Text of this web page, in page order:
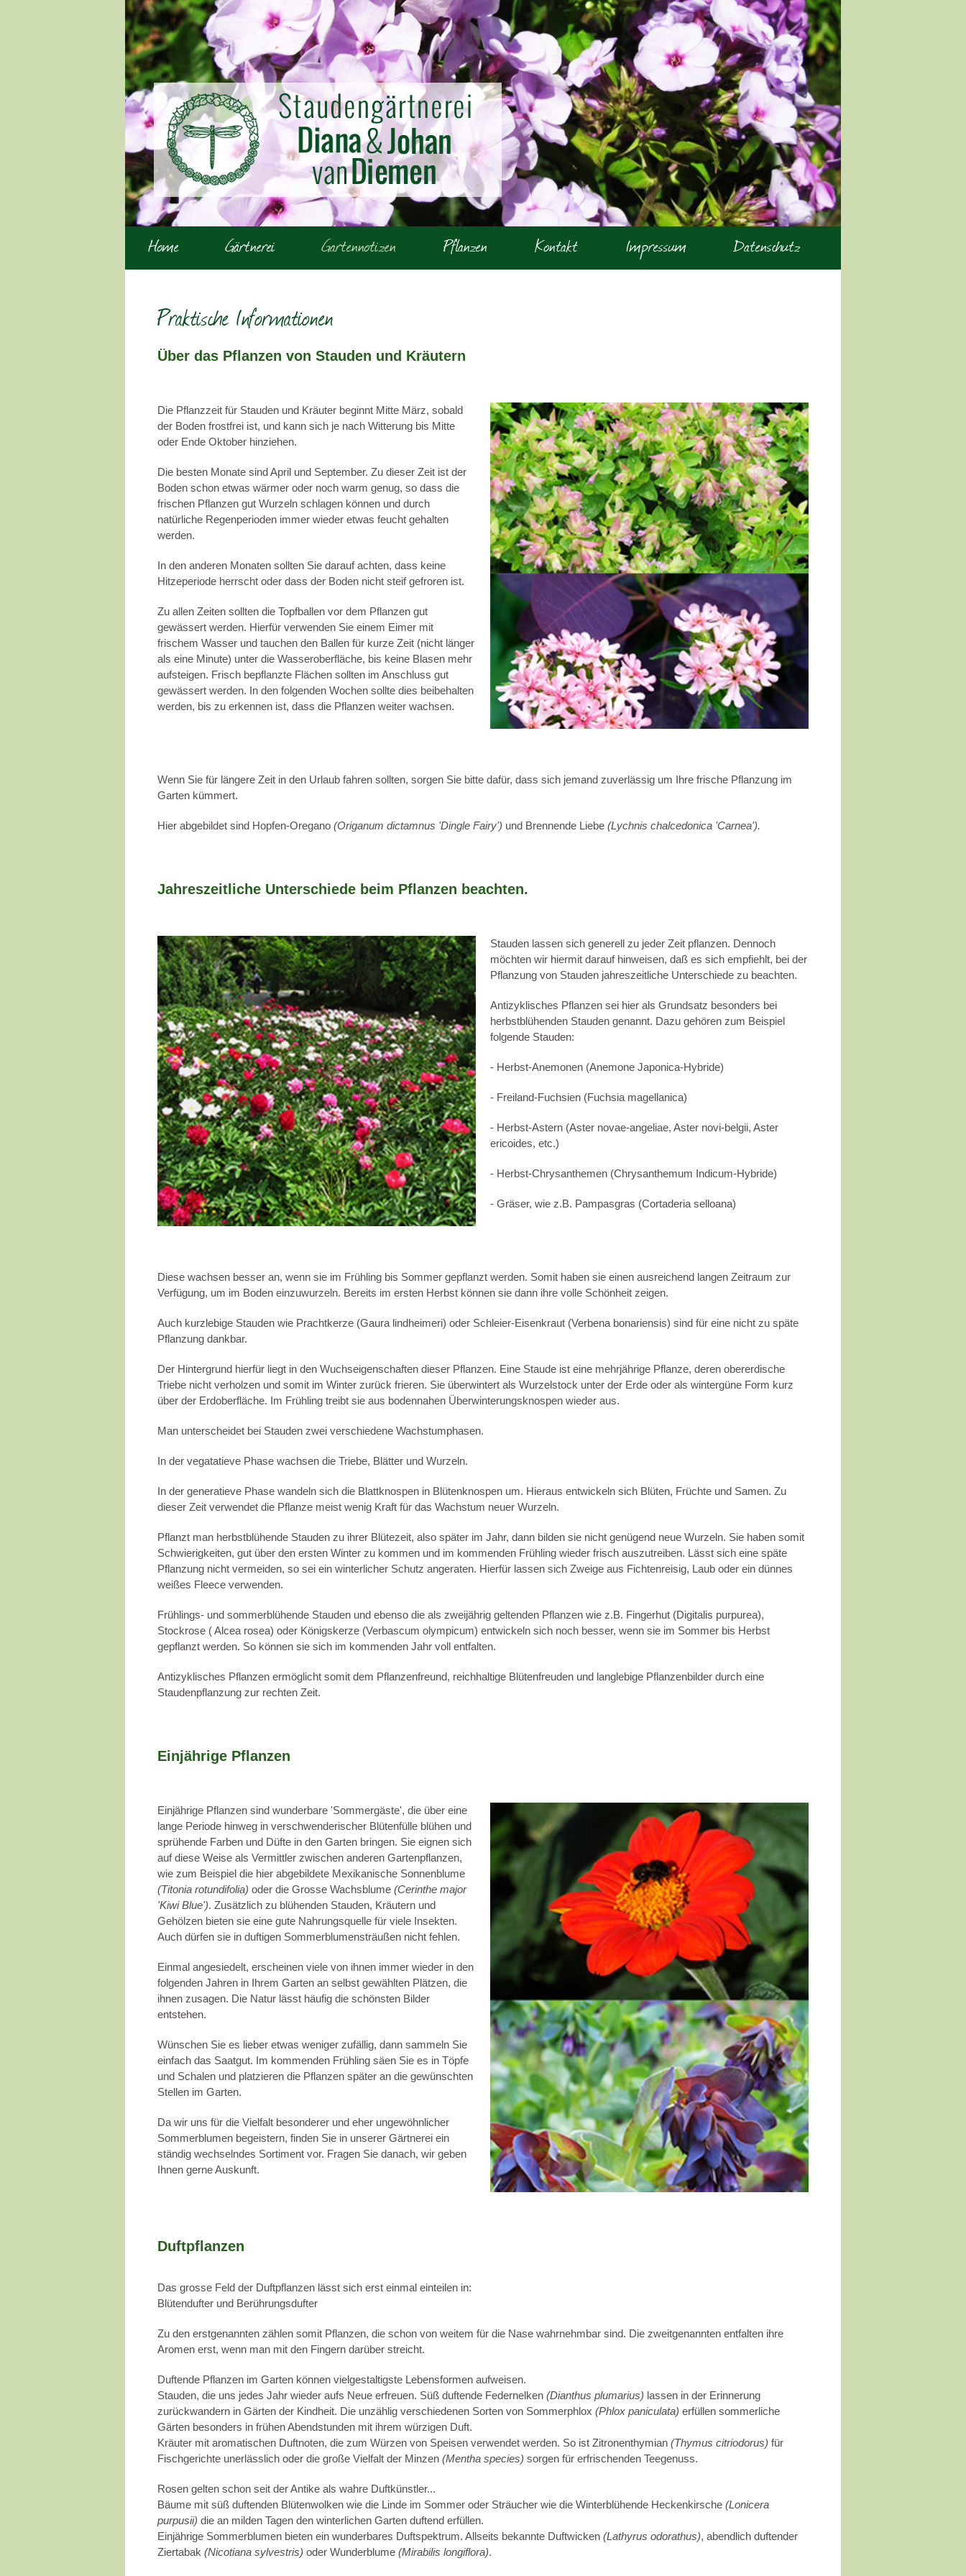
Home Gärtnerei Gartennotizen Pflanzen Kontakt Impressum Datenschutz
Praktische Informationen
Über das Pflanzen von Stauden und Kräutern
Die Pflanzzeit für Stauden und Kräuter beginnt Mitte März, sobald
der Boden frostfrei ist, und kann sich je nach Witterung bis Mitte
oder Ende Oktober hinziehen.
Die besten Monate sind April und September. Zu dieser Zeit ist der
Boden schon etwas wärmer oder noch warm genug, so dass die
frischen Pflanzen gut Wurzeln schlagen können und durch
natürliche Regenperioden immer wieder etwas feucht gehalten
werden.
In den anderen Monaten sollten Sie darauf achten, dass keine
Hitzeperiode herrscht oder dass der Boden nicht steif gefroren ist.
Zu allen Zeiten sollten die Topfballen vor dem Pflanzen gut
gewässert werden. Hierfür verwenden Sie einem Eimer mit
frischem Wasser und tauchen den Ballen für kurze Zeit (nicht länger
als eine Minute) unter die Wasseroberfläche, bis keine Blasen mehr
aufsteigen. Frisch bepflanzte Flächen sollten im Anschluss gut
gewässert werden. In den folgenden Wochen sollte dies beibehalten
werden, bis zu erkennen ist, dass die Pflanzen weiter wachsen.
Wenn Sie für längere Zeit in den Urlaub fahren sollten, sorgen Sie bitte dafür, dass sich jemand zuverlässig um Ihre frische Pflanzung im
Garten kümmert.
Hier abgebildet sind Hopfen-Oregano (Origanum dictamnus 'Dingle Fairy') und Brennende Liebe (Lychnis chalcedonica 'Carnea').
Jahreszeitliche Unterschiede beim Pflanzen beachten.
Stauden lassen sich generell zu jeder Zeit pflanzen. Dennoch
möchten wir hiermit darauf hinweisen, daß es sich empfiehlt, bei der
Pflanzung von Stauden jahreszeitliche Unterschiede zu beachten.
Antizyklisches Pflanzen sei hier als Grundsatz besonders bei
herbstblühenden Stauden genannt. Dazu gehören zum Beispiel
folgende Stauden:
- Herbst-Anemonen (Anemone Japonica-Hybride)
- Freiland-Fuchsien (Fuchsia magellanica)
- Herbst-Astern (Aster novae-angeliae, Aster novi-belgii, Aster
ericoides, etc.)
- Herbst-Chrysanthemen (Chrysanthemum Indicum-Hybride)
- Gräser, wie z.B. Pampasgras (Cortaderia selloana)
Diese wachsen besser an, wenn sie im Frühling bis Sommer gepflanzt werden. Somit haben sie einen ausreichend langen Zeitraum zur
Verfügung, um im Boden einzuwurzeln. Bereits im ersten Herbst können sie dann ihre volle Schönheit zeigen.
Auch kurzlebige Stauden wie Prachtkerze (Gaura lindheimeri) oder Schleier-Eisenkraut (Verbena bonariensis) sind für eine nicht zu späte
Pflanzung dankbar.
Der Hintergrund hierfür liegt in den Wuchseigenschaften dieser Pflanzen. Eine Staude ist eine mehrjährige Pflanze, deren obererdische
Triebe nicht verholzen und somit im Winter zurück frieren. Sie überwintert als Wurzelstock unter der Erde oder als wintergüne Form kurz
über der Erdoberfläche. Im Frühling treibt sie aus bodennahen Überwinterungsknospen wieder aus.
Man unterscheidet bei Stauden zwei verschiedene Wachstumphasen.
In der vegatatieve Phase wachsen die Triebe, Blätter und Wurzeln.
In der generatieve Phase wandeln sich die Blattknospen in Blütenknospen um. Hieraus entwickeln sich Blüten, Früchte und Samen. Zu
dieser Zeit verwendet die Pflanze meist wenig Kraft für das Wachstum neuer Wurzeln.
Pflanzt man herbstblühende Stauden zu ihrer Blütezeit, also später im Jahr, dann bilden sie nicht genügend neue Wurzeln. Sie haben somit
Schwierigkeiten, gut über den ersten Winter zu kommen und im kommenden Frühling wieder frisch auszutreiben. Lässt sich eine späte
Pflanzung nicht vermeiden, so sei ein winterlicher Schutz angeraten. Hierfür lassen sich Zweige aus Fichtenreisig, Laub oder ein dünnes
weißes Fleece verwenden.
Frühlings- und sommerblühende Stauden und ebenso die als zweijährig geltenden Pflanzen wie z.B. Fingerhut (Digitalis purpurea),
Stockrose ( Alcea rosea) oder Königskerze (Verbascum olympicum) entwickeln sich noch besser, wenn sie im Sommer bis Herbst
gepflanzt werden. So können sie sich im kommenden Jahr voll entfalten.
Antizyklisches Pflanzen ermöglicht somit dem Pflanzenfreund, reichhaltige Blütenfreuden und langlebige Pflanzenbilder durch eine
Staudenpflanzung zur rechten Zeit.
Einjährige Pflanzen
Einjährige Pflanzen sind wunderbare 'Sommergäste', die über eine
lange Periode hinweg in verschwenderischer Blütenfülle blühen und
sprühende Farben und Düfte in den Garten bringen. Sie eignen sich
auf diese Weise als Vermittler zwischen anderen Gartenpflanzen,
wie zum Beispiel die hier abgebildete Mexikanische Sonnenblume
(Titonia rotundifolia) oder die Grosse Wachsblume (Cerinthe major
'Kiwi Blue'). Zusätzlich zu blühenden Stauden, Kräutern und
Gehölzen bieten sie eine gute Nahrungsquelle für viele Insekten.
Auch dürfen sie in duftigen Sommerblumensträußen nicht fehlen.
Einmal angesiedelt, erscheinen viele von ihnen immer wieder in den
folgenden Jahren in Ihrem Garten an selbst gewählten Plätzen, die
ihnen zusagen. Die Natur lässt häufig die schönsten Bilder
entstehen.
Wünschen Sie es lieber etwas weniger zufällig, dann sammeln Sie
einfach das Saatgut. Im kommenden Frühling säen Sie es in Töpfe
und Schalen und platzieren die Pflanzen später an die gewünschten
Stellen im Garten.
Da wir uns für die Vielfalt besonderer und eher ungewöhnlicher
Sommerblumen begeistern, finden Sie in unserer Gärtnerei ein
ständig wechselndes Sortiment vor. Fragen Sie danach, wir geben
Ihnen gerne Auskunft.
Duftpflanzen
Das grosse Feld der Duftpflanzen lässt sich erst einmal einteilen in:
Blütendufter und Berührungsdufter
Zu den erstgenannten zählen somit Pflanzen, die schon von weitem für die Nase wahrnehmbar sind. Die zweitgenannten entfalten ihre
Aromen erst, wenn man mit den Fingern darüber streicht.
Duftende Pflanzen im Garten können vielgestaltigste Lebensformen aufweisen.
Stauden, die uns jedes Jahr wieder aufs Neue erfreuen. Süß duftende Federnelken (Dianthus plumarius) lassen in der Erinnerung
zurückwandern in Gärten der Kindheit. Die unzählig verschiedenen Sorten von Sommerphlox (Phlox paniculata) erfüllen sommerliche
Gärten besonders in frühen Abendstunden mit ihrem würzigen Duft.
Kräuter mit aromatischen Duftnoten, die zum Würzen von Speisen verwendet werden. So ist Zitronenthymian (Thymus citriodorus) für
Fischgerichte unerlässlich oder die große Vielfalt der Minzen (Mentha species) sorgen für erfrischenden Teegenuss.
Rosen gelten schon seit der Antike als wahre Duftkünstler...
Bäume mit süß duftenden Blütenwolken wie die Linde im Sommer oder Sträucher wie die Winterblühende Heckenkirsche (Lonicera
purpusii) die an milden Tagen den winterlichen Garten duftend erfüllen.
Einjährige Sommerblumen bieten ein wunderbares Duftspektrum. Allseits bekannte Duftwicken (Lathyrus odorathus), abendlich duftender
Ziertabak (Nicotiana sylvestris) oder Wunderblume (Mirabilis longiflora).